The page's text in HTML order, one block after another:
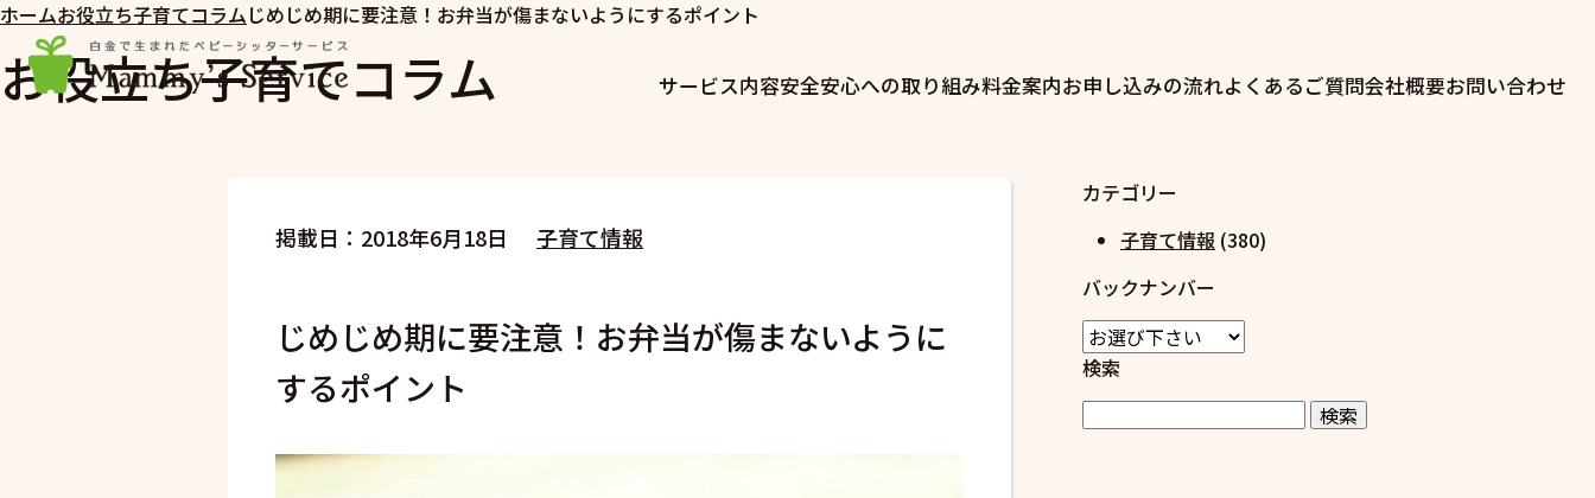
サービス内容安全安心への取り組み料金案内お申し込みの流れよくあるご質問会社概要お問い合わせ
ホームお役立ち子育てコラムじめじめ期に要注意！お弁当が傷まないようにするポイント
お役立ち子育てコラム
掲載日：2018年6月18日 子育て情報
じめじめ期に要注意！お弁当が傷まないように
するポイント
カテゴリー
子育て情報 (380)
バックナンバー
検索